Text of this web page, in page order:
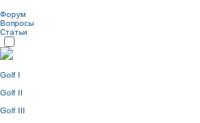
Форум
Вопросы
Статьи
Golf I
Golf II
Golf III